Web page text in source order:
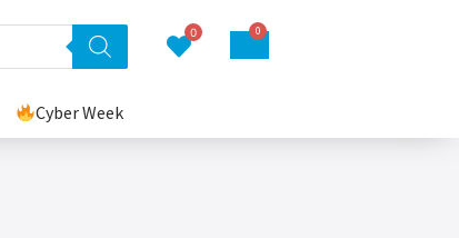
0 0
Cyber Week